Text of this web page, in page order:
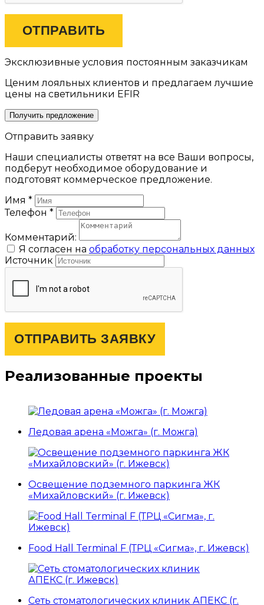
ОТПРАВИТЬ
Эксклюзивные условия постоянным заказчикам
Ценим лояльных клиентов и предлагаем лучшие
цены на светильники EFIR
Получить предложение
Отправить заявку
Наши специалисты ответят на все Ваши вопросы,
подберут необходимое оборудование и
подготовят коммерческое предложение.
Имя *
Телефон *
Комментарий:
Я согласен на обработку персональных данных
Источник
ОТПРАВИТЬ ЗАЯВКУ
Реализованные проекты
Ледовая арена «Можга» (г. Можга)
Освещение подземного паркинга ЖК
«Михайловский» (г. Ижевск)
Food Hall Terminal F (ТРЦ «Сигма», г. Ижевск)
Сеть стоматологических клиник АПЕКС (г.